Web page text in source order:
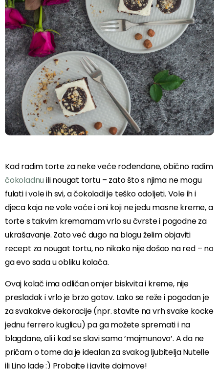
Kad radim torte za neke veće rođendane, obično radim
čokoladnuili nougat tortu – zato što s njima ne mogu
fulati i vole ih svi, a čokoladi je teško odoljeti. Vole ih i
djeca koja ne vole voće i oni koji ne jedu masne kreme, a
torte s takvim kremamam vrlo su čvrste i pogodne za
ukrašavanje. Zato već dugo na blogu želim objaviti
recept za nougat tortu, no nikako nije došao na red – no
ga evo sada u obliku kolača.
Ovaj kolač ima odličan omjer biskvita i kreme, nije
presladak i vrlo je brzo gotov. Lako se reže i pogodan je
za svakakve dekoracije (npr. stavite na vrh svake kocke
jednu ferrero kuglicu) pa ga možete spremati i na
blagdane, ali i kad se slavi samo ‘majmunovo’. A da ne
pričam o tome da je idealan za svakog ljubitelja Nutelle
ili Lino lade :) Probajte i javite dojmove!